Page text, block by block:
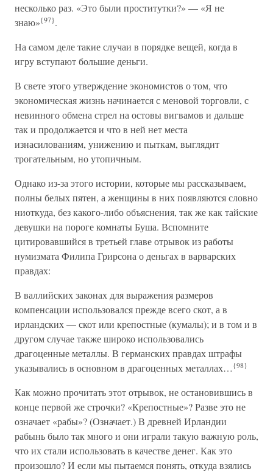
несколько раз. «Это были проститутки?» — «Я не
знаю»{97}.
На самом деле такие случаи в порядке вещей, когда в
игру вступают большие деньги.
В свете этого утверждение экономистов о том, что
экономическая жизнь начинается с меновой торговли, с
невинного обмена стрел на остовы вигвамов и дальше
так и продолжается и что в ней нет места
изнасилованиям, унижению и пыткам, выглядит
трогательным, но утопичным.
Однако из-за этого истории, которые мы рассказываем,
полны белых пятен, а женщины в них появляются словно
ниоткуда, без какого-либо объяснения, так же как тайские
девушки на пороге комнаты Буша. Вспомните
цитировавшийся в третьей главе отрывок из работы
нумизмата Филипа Грирсона о деньгах в варварских
правдах:
В валлийских законах для выражения размеров
компенсации использовался прежде всего скот, а в
ирландских — скот или крепостные (кумалы); и в том и в
другом случае также широко использовались
драгоценные металлы. В германских правдах штрафы
указывались в основном в драгоценных металлах…{98}
Как можно прочитать этот отрывок, не остановившись в
конце первой же строчки? «Крепостные»? Разве это не
означает «рабы»? (Означает.) В древней Ирландии
рабынь было так много и они играли такую важную роль,
что их стали использовать в качестве денег. Как это
произошло? И если мы пытаемся понять, откуда взялись